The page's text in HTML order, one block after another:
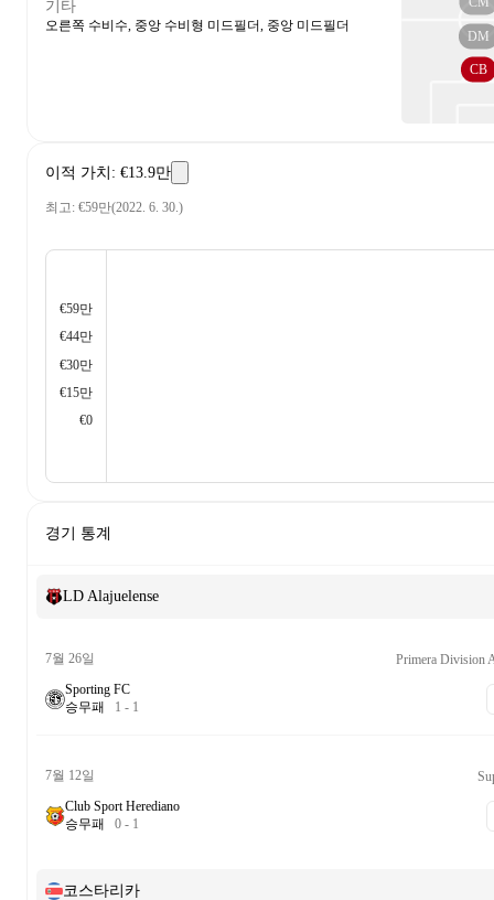
기타
오른쪽 수비수, 중앙 수비형 미드필더, 중앙 미드필더
CB
DM
이적 가치 : €13.9만
최고: €59만(2022. 6. 30.)
€59만
€44만
€30만
€15만
€0
경기 통계
LD Alajuelense
7월 26일
Primera Division
Sporting FC
승무패 1 - 1
7월 12일
Club Sport Herediano
승무패 0 - 1
코스타리카